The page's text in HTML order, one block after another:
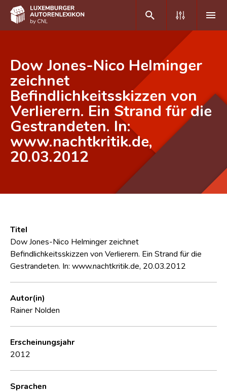
DE FR
Home
Autor(inn)en A-Z
Erweiterte Suche
Häufige Fragen und Antworten
Forschungsgruppe
Dow Jones-Nico Helminger
zeichnet
Befindlichkeitsskizzen von
Verlierern. Ein Strand für die
Gestrandeten. In:
www.nachtkritik.de,
20.03.2012
Titel
Dow Jones-Nico Helminger zeichnet
Befindlichkeitsskizzen von Verlierern. Ein Strand für die
Gestrandeten. In: www.nachtkritik.de, 20.03.2012
Autor(in)
Rainer Nolden
Erscheinungsjahr
2012
Sprachen